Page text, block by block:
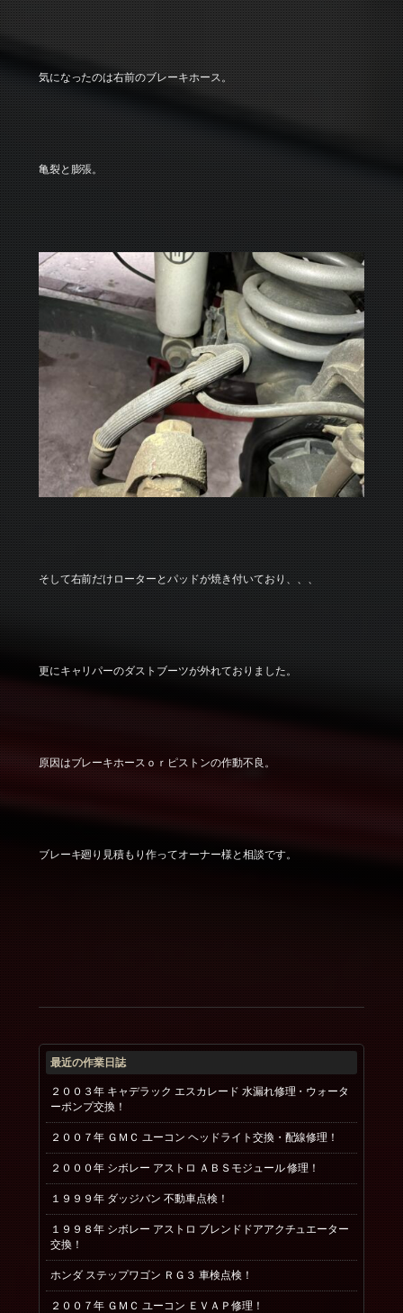
気になったのは右前のブレーキホース。
亀裂と膨張。
そして右前だけローターとパッドが焼き付いており、、、
更にキャリパーのダストブーツが外れておりました。
原因はブレーキホースｏｒピストンの作動不良。
ブレーキ廻り見積もり作ってオーナー様と相談です。
最近の作業日誌
２００３年 キャデラック エスカレード 水漏れ修理・ウォータ
ーポンプ交換！
２００７年 ＧＭＣ ユーコン ヘッドライト交換・配線修理！
２０００年 シボレー アストロ ＡＢＳモジュール 修理！
１９９９年 ダッジバン 不動車点検！
１９９８年 シボレー アストロ ブレンドドアアクチュエーター
交換！
ホンダ ステップワゴン ＲＧ３ 車検点検！
２００７年 ＧＭＣ ユーコン ＥＶＡＰ修理！